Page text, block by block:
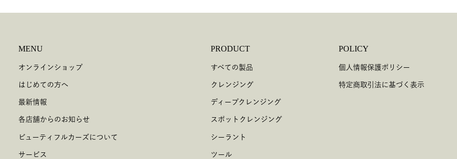
MENU
オンラインショップ
はじめての方へ
最新情報
各店舗からのお知らせ
ビューティフルカーズについて
サービス
PRODUCT
すべての製品
クレンジング
ディープクレンジング
スポットクレンジング
シーラント
ツール
POLICY
個人情報保護ポリシー
特定商取引法に基づく表示